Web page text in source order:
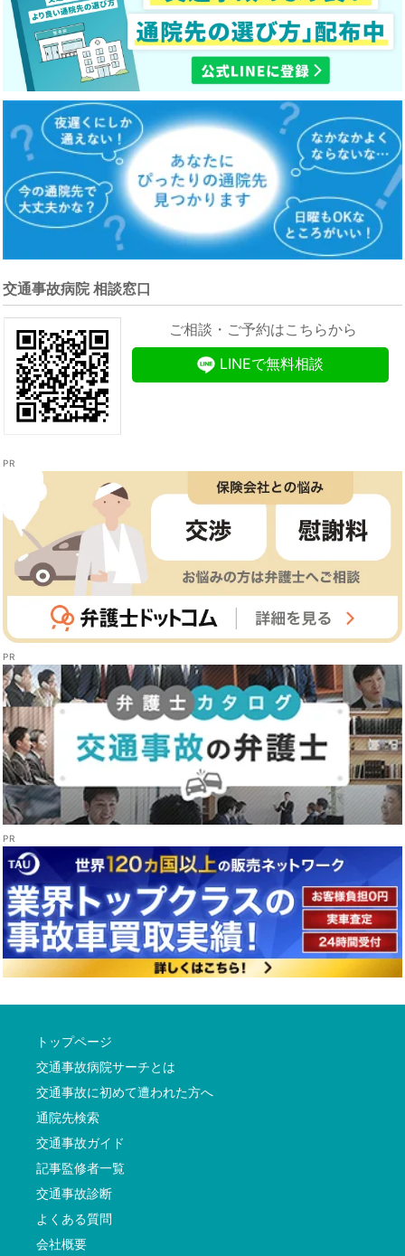
交通事故病院 相談窓口
ご相談・ご予約はこちらから
LINEで無料相談
トップページ
交通事故病院サーチとは
交通事故に初めて遭われた方へ
通院先検索
交通事故ガイド
記事監修者一覧
交通事故診断
よくある質問
会社概要